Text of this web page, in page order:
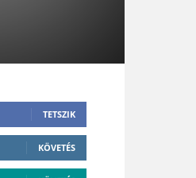
TETSZIK
KÖVETÉS